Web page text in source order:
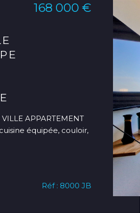
168 000 €
APPARTEMENT
équipée, couloir,
Réf : 8000 JB